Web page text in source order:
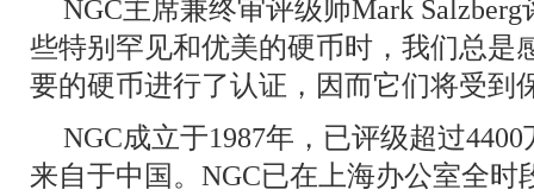
NGC主席兼终审评级师Mark
些特别罕见和优美的硬币时，我们总是
要的硬币进行了认证，因而它们将受到
NGC成立于1987年，已评级超过
来自于中国。NGC已在上海办公室全